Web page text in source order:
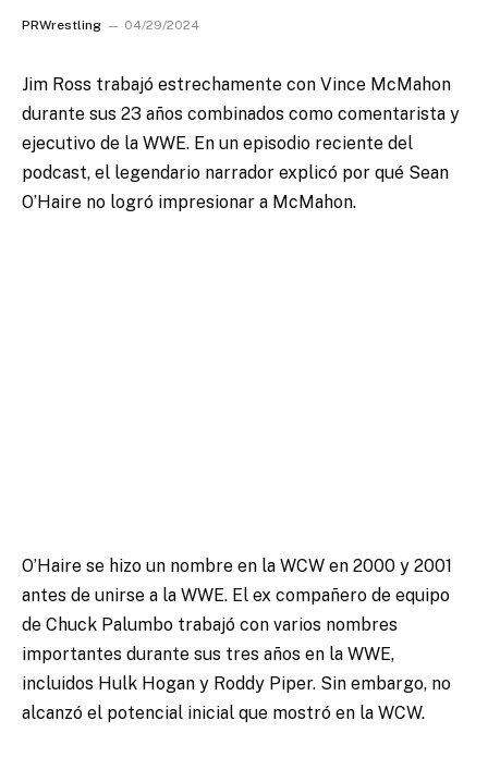
PRWrestling 04/29/2024
Jim Ross trabajó estrechamente con Vince McMahon
durante sus 23 años combinados como comentarista y
ejecutivo de la WWE. En un episodio reciente del
podcast, el legendario narrador explicó por qué Sean
O’Haire no logró impresionar a McMahon.
O’Haire se hizo un nombre en la WCW en 2000 y 2001
antes de unirse a la WWE. El ex compañero de equipo
de Chuck Palumbo trabajó con varios nombres
importantes durante sus tres años en la WWE,
incluidos Hulk Hogan y Roddy Piper. Sin embargo, no
alcanzó el potencial inicial que mostró en la WCW.